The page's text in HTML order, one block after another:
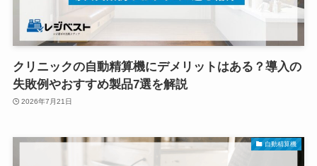
クリニックの自動精算機にデメリットはある？導入の
失敗例やおすすめ製品7選を解説
2026年7月21日
自動精算機